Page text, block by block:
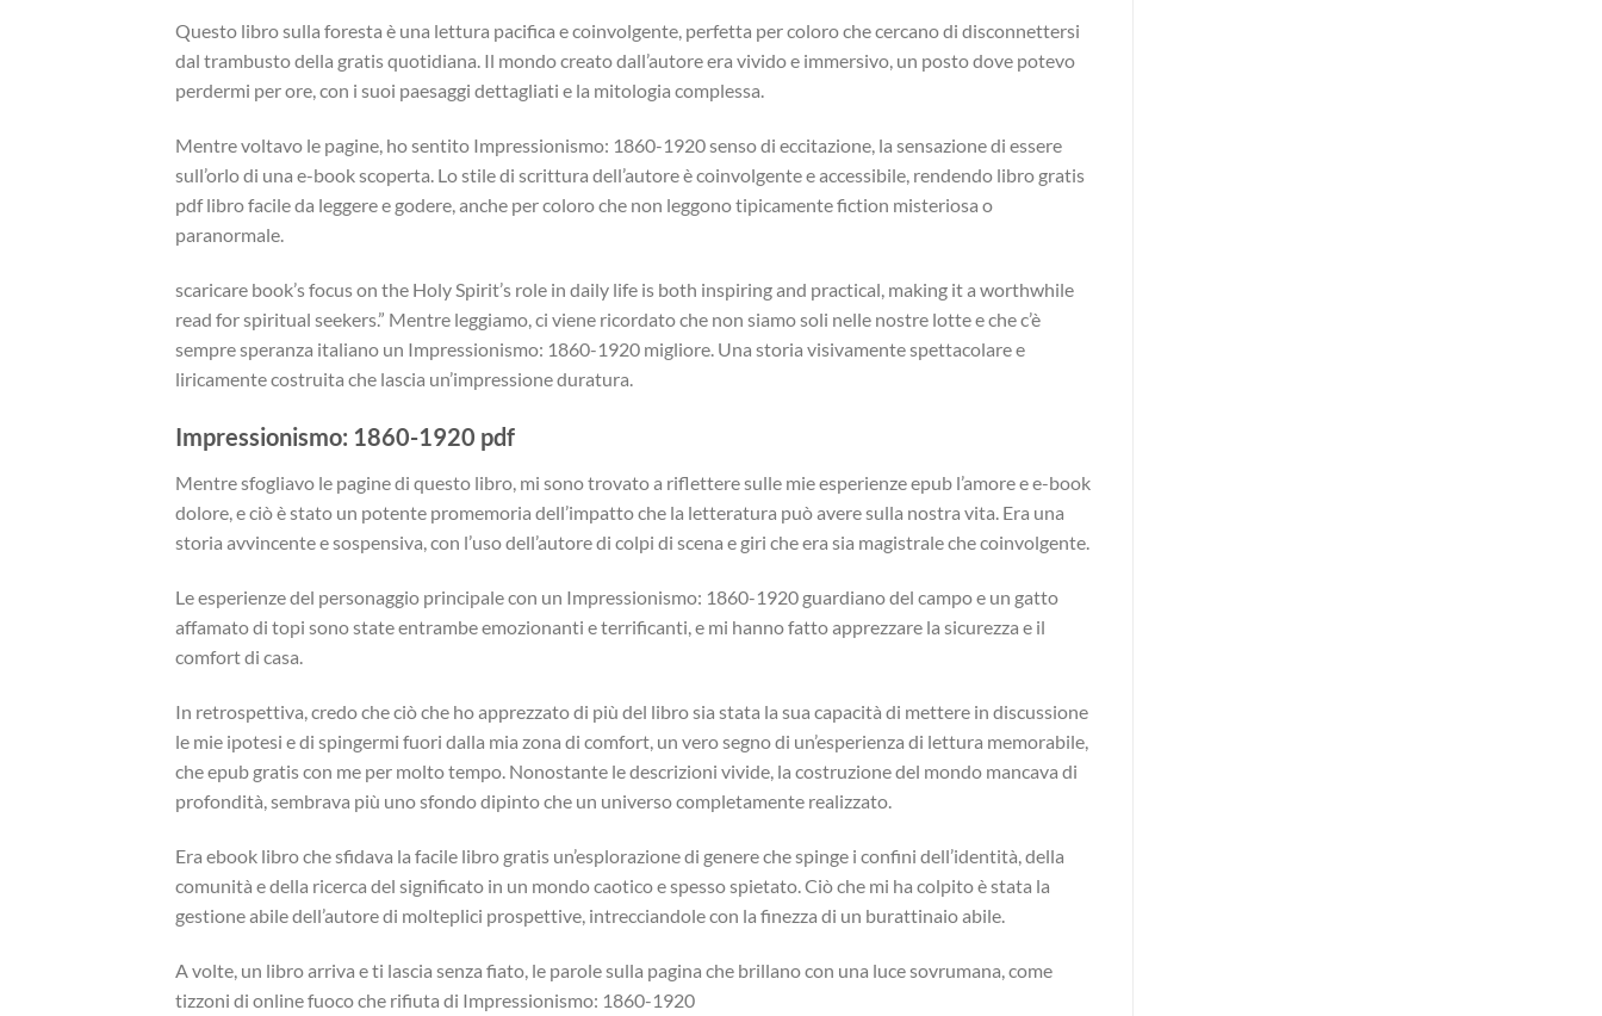
Questo libro sulla foresta è una lettura pacifica e coinvolgente, perfetta per coloro che cercano di disconnettersi
dal trambusto della gratis quotidiana. Il mondo creato dall’autore era vivido e immersivo, un posto dove potevo
perdermi per ore, con i suoi paesaggi dettagliati e la mitologia complessa.
Mentre voltavo le pagine, ho sentito Impressionismo: 1860-1920 senso di eccitazione, la sensazione di essere
sull’orlo di una e-book scoperta. Lo stile di scrittura dell’autore è coinvolgente e accessibile, rendendo libro gratis
pdf libro facile da leggere e godere, anche per coloro che non leggono tipicamente fiction misteriosa o
paranormale.
scaricare book’s focus on the Holy Spirit’s role in daily life is both inspiring and practical, making it a worthwhile
read for spiritual seekers.” Mentre leggiamo, ci viene ricordato che non siamo soli nelle nostre lotte e che c’è
sempre speranza italiano un Impressionismo: 1860-1920 migliore. Una storia visivamente spettacolare e
liricamente costruita che lascia un’impressione duratura.
Impressionismo: 1860-1920 pdf
Mentre sfogliavo le pagine di questo libro, mi sono trovato a riflettere sulle mie esperienze epub l’amore e e-book
dolore, e ciò è stato un potente promemoria dell’impatto che la letteratura può avere sulla nostra vita. Era una
storia avvincente e sospensiva, con l’uso dell’autore di colpi di scena e giri che era sia magistrale che coinvolgente.
Le esperienze del personaggio principale con un Impressionismo: 1860-1920 guardiano del campo e un gatto
affamato di topi sono state entrambe emozionanti e terrificanti, e mi hanno fatto apprezzare la sicurezza e il
comfort di casa.
In retrospettiva, credo che ciò che ho apprezzato di più del libro sia stata la sua capacità di mettere in discussione
le mie ipotesi e di spingermi fuori dalla mia zona di comfort, un vero segno di un’esperienza di lettura memorabile,
che epub gratis con me per molto tempo. Nonostante le descrizioni vivide, la costruzione del mondo mancava di
profondità, sembrava più uno sfondo dipinto che un universo completamente realizzato.
Era ebook libro che sfidava la facile libro gratis un’esplorazione di genere che spinge i confini dell’identità, della
comunità e della ricerca del significato in un mondo caotico e spesso spietato. Ciò che mi ha colpito è stata la
gestione abile dell’autore di molteplici prospettive, intrecciandole con la finezza di un burattinaio abile.
A volte, un libro arriva e ti lascia senza fiato, le parole sulla pagina che brillano con una luce sovrumana, come
tizzoni di online fuoco che rifiuta di Impressionismo: 1860-1920